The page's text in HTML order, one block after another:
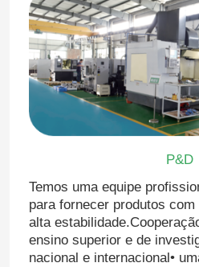
P&D
Temos uma equipe
para fornecer produtos
alta
ensino superior e de
nacional e internacional•